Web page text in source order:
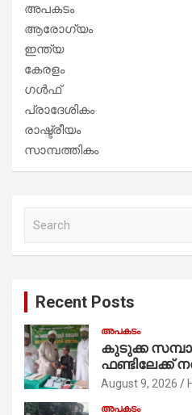
അപകടം
ആരോഗ്യം
ഇന്ത്യ
കേരളം
ഗൾഫ്
പ്രാദേശികം
രാഷ്ട്രീയം
സാമ്പത്തികം
Recent Posts
അപകടം
കുടുക്ക
ഫണ്ടിലേക്ക്
വിദ്യാർത്ഥി
August 9, 2026
അപകടം